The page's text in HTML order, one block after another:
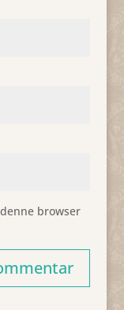
browser